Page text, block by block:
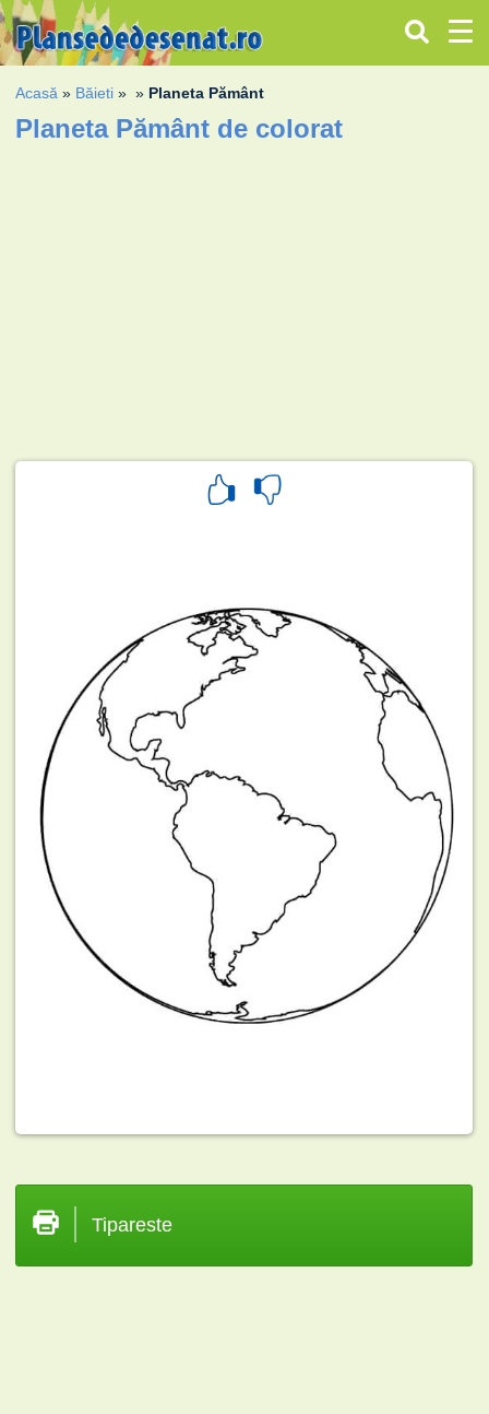
Acasă » Băieti » » Planeta Pământ
Planeta Pământ de colorat
Tipareste